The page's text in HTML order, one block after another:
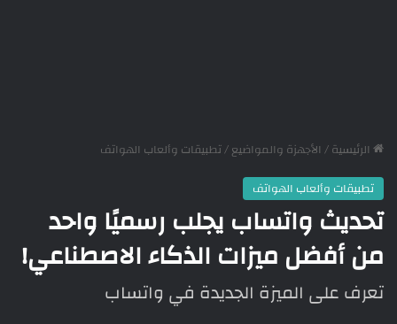
الرئيسية/ الأجهزة والمواضيع/تطبيقات وألعاب الهواتف
تطبيقات وألعاب الهواتف
تحديث واتساب يجلب رسميًا واحد
من أفضل ميزات الذكاء الاصطناعي!
تعرف على الميزة الجديدة في واتساب